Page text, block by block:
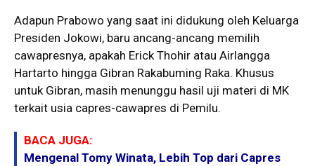
Adapun Prabowo yang saat ini didukung oleh Keluarga
Presiden Jokowi, baru ancang-ancang memilih
cawapresnya, apakah Erick Thohir atau Airlangga
Hartarto hingga Gibran Rakabuming Raka. Khusus
untuk Gibran, masih menunggu hasil uji materi di MK
terkait usia capres-cawapres di Pemilu.
BACA JUGA:
Mengenal Tomy Winata, Lebih Top dari Capres